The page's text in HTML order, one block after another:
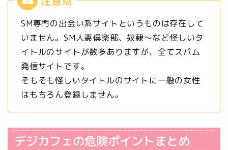
SM専門の出会い系サイトというものは存在して
いません。SM人妻倶楽部、奴隷〜など怪しいタ
イトルのサイトが数多ありますが、全てスパム
発信サイトです。
そもそも怪しいタイトルのサイトに一般の女性
はもちろん登録しません。
デジカフェの危険ポイントまとめ